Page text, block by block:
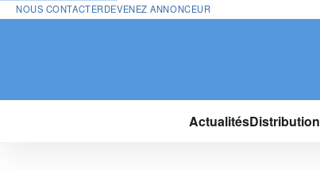
NOUS CONTACTERDEVENEZ ANNONCEUR
ActualitésDistribution